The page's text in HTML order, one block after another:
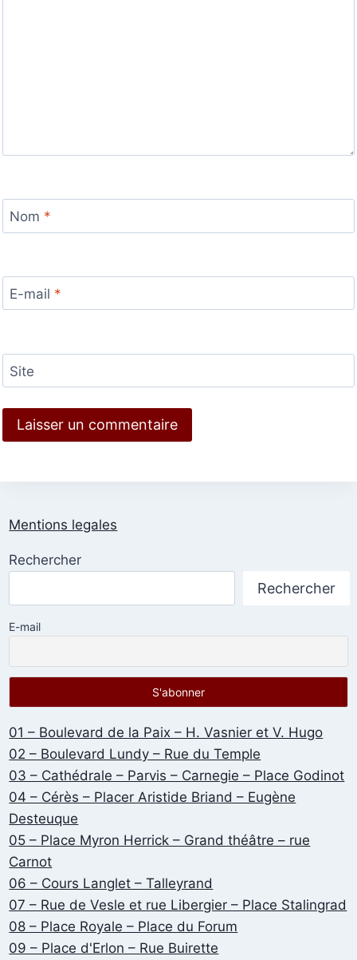
Nom *
E-mail *
Site
Mentions legales
Rechercher
Rechercher
E-mail
01 – Boulevard de la Paix – H. Vasnier et V. Hugo
02 – Boulevard Lundy – Rue du Temple
03 – Cathédrale – Parvis – Carnegie – Place Godinot
04 – Cérès – Placer Aristide Briand – Eugène
Desteuque
05 – Place Myron Herrick – Grand théâtre – rue
Carnot
06 – Cours Langlet – Talleyrand
07 – Rue de Vesle et rue Libergier – Place Stalingrad
08 – Place Royale – Place du Forum
09 – Place d'Erlon – Rue Buirette